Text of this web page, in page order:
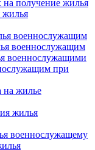
получение жилья
жилья
военнослужащим
военнослужащим
военнослужащими
при
на жилье
жилья
военнослужащему